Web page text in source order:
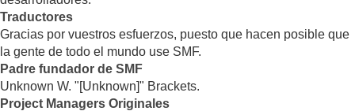
Traductores
Gracias por vuestros esfuerzos, puesto que hacen posible que
la gente de todo el mundo use SMF.
Padre fundador de SMF
Unknown W. "[Unknown]" Brackets.
Project Managers Originales